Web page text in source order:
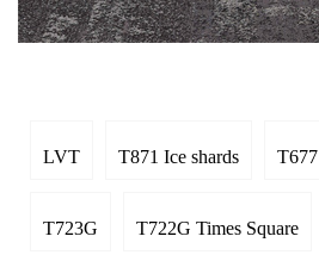
LVT T871 Ice shards T677
T723G T722G Times Square